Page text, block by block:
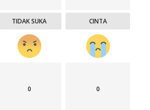
TIDAK SUKA CINTA
0 0